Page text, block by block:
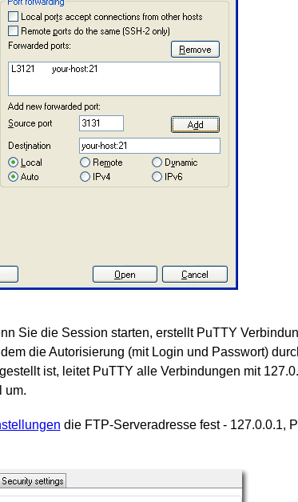
Sie die Session starten, erstellt PuTTY
die Autorisierung (mit Login und Passwort)
ist, leitet PuTTY alle Verbindungen mit
um.
die FTP-Serveradresse fest - 127.0.0.1,